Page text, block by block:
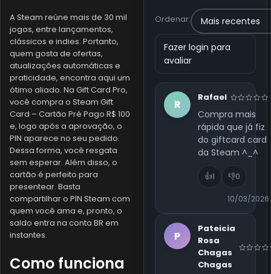
A Steam reúne mais de 30 mil
jogos, entre lançamentos,
clássicos e indies. Portanto,
quem gosta de ofertas,
atualizações automáticas e
praticidade, encontra aqui um
ótimo aliado. Na Gift Card Pro,
você compra o Steam Gift
Card – Cartão Pré Pago R$ 100
e, logo após a aprovação, o
PIN aparece no seu pedido.
Dessa forma, você resgata
sem esperar. Além disso, o
cartão é perfeito para
presentear. Basta
compartilhar o PIN Steam com
quem você ama e, pronto, o
saldo entra na conta BR em
instantes.
Como funciona
Ordenar:
Fazer login para
avaliar
R
Rafael
Compra mais
rápida que já fiz
do giftcard card
da Steam ^_^
👍1 👎0
10/03/2026
P
Pateicia
Rosa
Chagas
Chagas